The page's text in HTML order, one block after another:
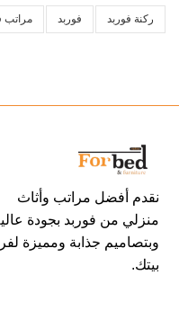
ركنة فوربد فوربد مراتب
نقدم أفضل مراتب وأثاث
منزلي من فوربد بجودة
وبتصاميم جذابة ومميزة
بيتك.